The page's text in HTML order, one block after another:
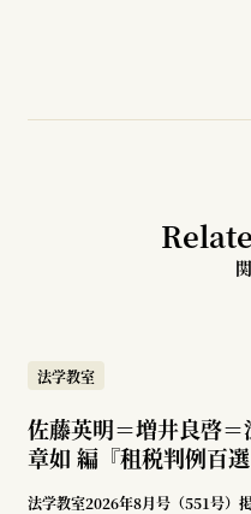
法学教室
佐藤英明＝増井良啓
章如 編『租税判例百選
法学教室2026年8月号（551号）